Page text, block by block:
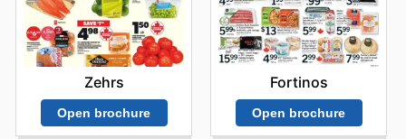
constance de leurs offres promotionnelles, rendant
l'expérience d'achat à la fois économique et gratifiante.
Ne manquez pas les dernières offres de Costco –
consultez leur site web dès maintenant.
Zehrs
Open brochure
Fortinos
Open brochure